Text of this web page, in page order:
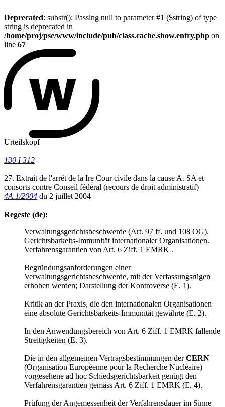
Deprecated: substr(): Passing null to parameter #1 ($string) of type
string is deprecated in
/home/proj/pse/www/include/pub/class.cache.show.entry.php on
line 67
Urteilskopf
130 I 312
27. Extrait de l'arrêt de la Ire Cour civile dans la cause A. SA et
consorts contre Conseil fédéral (recours de droit administratif)
4A.1/2004 du 2 juillet 2004
Regeste (de):
Verwaltungsgerichtsbeschwerde (Art. 97 ff. und 108 OG).
Gerichtsbarkeits-Immunität internationaler Organisationen.
Verfahrensgarantien von Art. 6 Ziff. 1 EMRK .
Begründungsanforderungen einer
Verwaltungsgerichtsbeschwerde, mit der Verfassungsrügen
erhoben werden; Darstellung der Kontroverse (E. 1).
Kritik an der Praxis, die den internationalen Organisationen
eine absolute Gerichtsbarkeits-Immunität gewährte (E. 2).
In den Anwendungsbereich von Art. 6 Ziff. 1 EMRK fallende
Streitigkeiten (E. 3).
Die in den allgemeinen Vertragsbestimmungen derCERN
(Organisation Européenne pour la Recherche Nucléaire)
vorgesehene ad hoc Schiedsgerichtsbarkeit genügt den
Verfahrensgarantien gemäss Art. 6 Ziff. 1 EMRK (E. 4).
Prüfung der Angemessenheit der Verfahrensdauer im Sinne